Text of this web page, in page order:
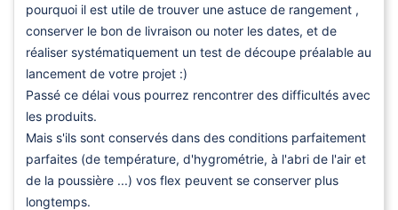
pourquoi il est utile de trouver une astuce de rangement ,
conserver le bon de livraison ou noter les dates, et de
réaliser systématiquement un test de découpe préalable au
lancement de votre projet :)
Passé ce délai vous pourrez rencontrer des difficultés avec
les produits.
Mais s'ils sont conservés dans des conditions parfaitement
parfaites (de température, d'hygrométrie, à l'abri de l'air et
de la poussière ...) vos flex peuvent se conserver plus
longtemps.